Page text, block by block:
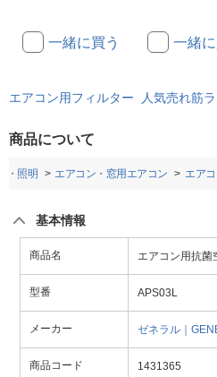
一緒に買う 一緒に
エアコン用フィルター 人気売れ筋
商品について
・照明 エアコン・窓用エアコン エア
基本情報
商品名 エアコン用抗菌
型番 APS03L
メーカー ゼネラル｜
商品コード 1431365